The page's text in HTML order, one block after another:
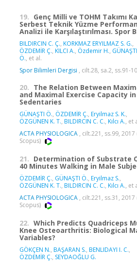
19. Genç Milli ve TOHM Takımı
Serbest Teknik Yüzme
Analizi ile Karşılaştırılması. Spor
BILDIRCIN C. Ç., KORKMAZ ERYILMAZ S. G.,
ÖZDEMİR Ç., KILCI A., Özdemir H., GÜNAŞTI
Ö., et al.
Spor Bilimleri Dergisi , cilt.28, sa.2, ss.91-
20. The Relation Between
and Maximal Exercise Capacity
Sedentaries
GÜNAŞTI Ö., ÖZDEMİR Ç., Eryilmaz S. K.,
ÖZGÜNEN K. T., BILDIRCIN C. C., Kılcı A., et
ACTA PHYSIOLOGICA , cilt.221, ss.99, 2017
Scopus)
21. Determination of Substrate
40 Minutes Walking in Male
ÖZDEMİR Ç., GÜNAŞTI Ö., Eryilmaz S.,
ÖZGÜNEN K. T., BILDIRCIN C. C., Kılcı A., et
ACTA PHYSIOLOGICA , cilt.221, ss.31, 2017
Scopus)
22. Which Predicts Quadriceps
Knee Osteoarthritis: Biological
Variables?
GÖKÇEN N., BAŞARAN S., BENLIDAYI I. C.,
ÖZDEMİR Ç., SEYDAOĞLU G.